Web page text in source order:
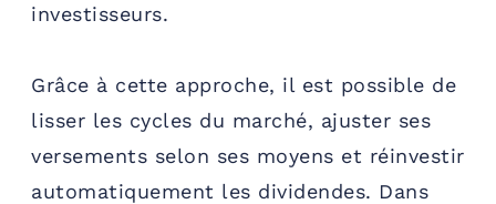
investisseurs.
Grâce à cette approche, il est possible de
lisser les cycles du marché, ajuster ses
versements selon ses moyens et réinvestir
automatiquement les dividendes. Dans